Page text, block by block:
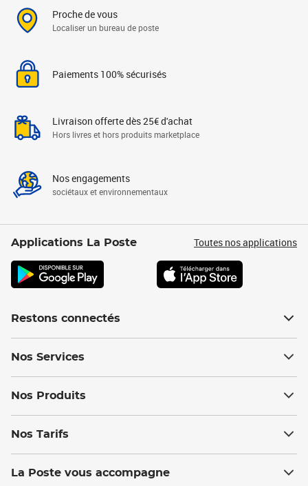
Proche de vous
Localiser un bureau de poste
Paiements 100% sécurisés
Livraison offerte dès 25€ d'achat
Hors livres et hors produits marketplace
Nos engagements
sociétaux et environnementaux
Applications La Poste Toutes nos applications
Restons connectés
Nos Services
Nos Produits
Nos Tarifs
La Poste vous accompagne